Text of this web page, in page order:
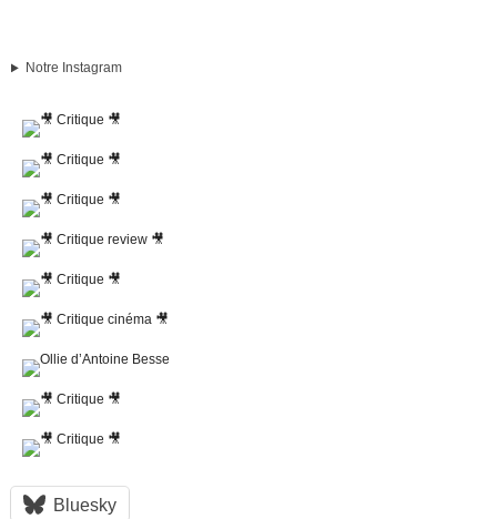
Notre Instagram
Bluesky